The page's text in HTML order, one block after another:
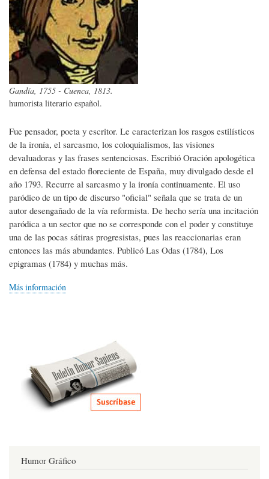
Gandía, 1755 - Cuenca, 1813.
humorista literario español.
Fue pensador, poeta y escritor. Le caracterizan los rasgos estilísticos
de la ironía, el sarcasmo, los coloquialismos, las visiones
devaluadoras y las frases sentenciosas. Escribió Oración apologética
en defensa del estado floreciente de España, muy divulgado desde el
año 1793. Recurre al sarcasmo y la ironía continuamente. El uso
paródico de un tipo de discurso "oficial" señala que se trata de un
autor desengañado de la vía reformista. De hecho sería una incitación
paródica a un sector que no se corresponde con el poder y constituye
una de las pocas sátiras progresistas, pues las reaccionarias eran
entonces las más abundantes. Publicó Las Odas (1784), Los
epigramas (1784) y muchas más.
Más información
Humor Gráfico